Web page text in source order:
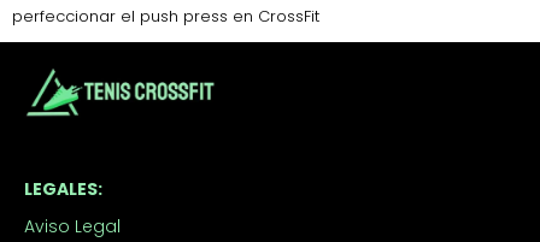
perfeccionar el push press en CrossFit
LEGALES:
Aviso Legal